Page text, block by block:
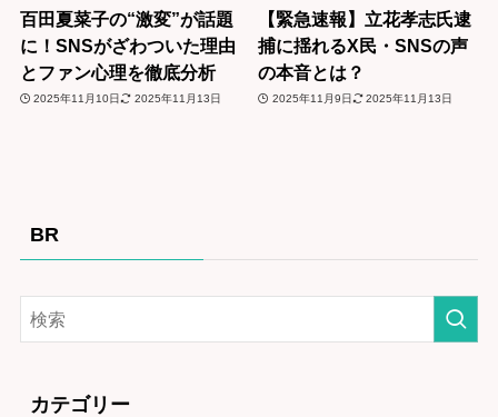
百田夏菜子の“激変”が話題
に！SNSがざわついた理由
とファン心理を徹底分析
2025年11月10日 2025年11月13日
【緊急速報】立花孝志氏逮
捕に揺れるX民・SNSの声
の本音とは？
2025年11月9日 2025年11月13日
BR
カテゴリー